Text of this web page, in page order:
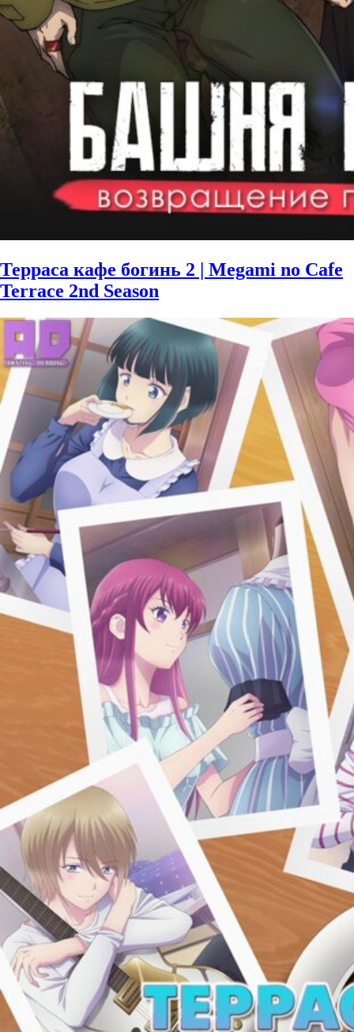
Терраса кафе богинь 2 | Megami no Cafe
Terrace 2nd Season